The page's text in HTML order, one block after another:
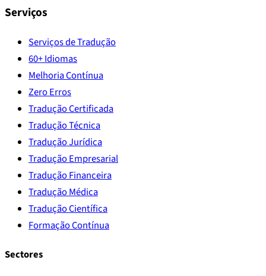
Serviços
Serviços de Tradução
60+ Idiomas
Melhoria Contínua
Zero Erros
Tradução Certificada
Tradução Técnica
Tradução Jurídica
Tradução Empresarial
Tradução Financeira
Tradução Médica
Tradução Científica
Formação Contínua
Sectores